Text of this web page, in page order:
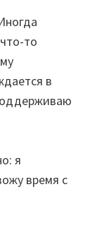
то
в
я
время с